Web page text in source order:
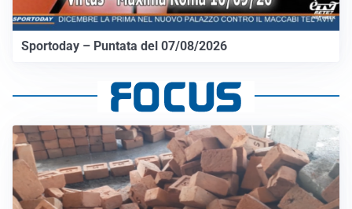
Sportoday – Puntata del 07/08/2026